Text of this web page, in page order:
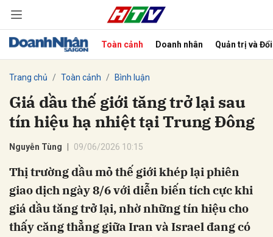
Toàn cảnh Doanh nhân Quản trị và
Trang chủ Toàn cảnh Bình luận
Giá dầu thế giới tăng trở lại sau
tín hiệu hạ nhiệt tại Trung Đông
Nguyễn Tùng 09/06/2026 10:15
Thị trường dầu mỏ thế giới khép lại phiên
giao dịch ngày 8/6 với diễn biến tích cực khi
giá dầu tăng trở lại, nhờ những tín hiệu cho
thấy căng thẳng giữa Iran và Israel đang có
Hủy